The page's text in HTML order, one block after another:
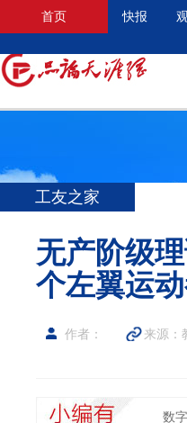
首页 快报
工友之家
无产阶级
个左翼运
作者： 来源：
数